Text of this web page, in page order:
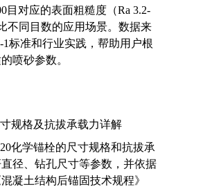
目对应的表面粗糙度（Ra 3.2-
不同目数的应用场景。数据来
1标准和行业实践，帮助用户根
喷砂参数。
规格及抗拔承载力详解
化学锚栓的尺寸规格和抗拔承
径、钻孔尺寸等参数，并依据
凝土结构后锚固技术规程》